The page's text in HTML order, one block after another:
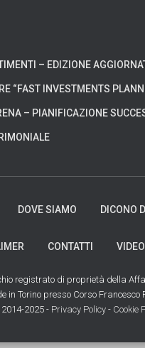
– EDIZIONE
“FAST INVESTMENTS
– PIANIFICAZIONE
DOVE SIAMO DICONO
CONTATTI VIDEO
registrato di proprietà della
in Torino presso Corso Francesco
2025 - Privacy Policy- Cookie